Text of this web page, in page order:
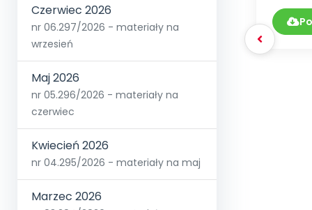
Czerwiec 2026
nr 06.297/2026 - materiały na
wrzesień
Maj 2026
nr 05.296/2026 - materiały na
czerwiec
Kwiecień 2026
nr 04.295/2026 - materiały na maj
Marzec 2026